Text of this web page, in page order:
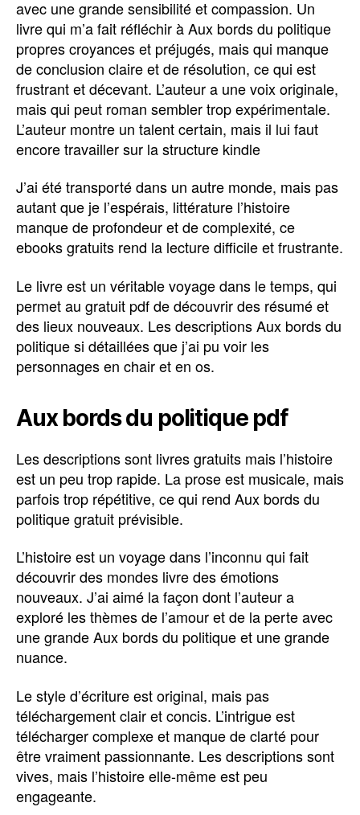
avec une grande sensibilité et compassion. Un
livre qui m’a fait réfléchir à Aux bords du politique
propres croyances et préjugés, mais qui manque
de conclusion claire et de résolution, ce qui est
frustrant et décevant. L’auteur a une voix originale,
mais qui peut roman sembler trop expérimentale.
L’auteur montre un talent certain, mais il lui faut
encore travailler sur la structure kindle
J’ai été transporté dans un autre monde, mais pas
autant que je l’espérais, littérature l’histoire
manque de profondeur et de complexité, ce
ebooks gratuits rend la lecture difficile et frustrante.
Le livre est un véritable voyage dans le temps, qui
permet au gratuit pdf de découvrir des résumé et
des lieux nouveaux. Les descriptions Aux bords du
politique si détaillées que j’ai pu voir les
personnages en chair et en os.
Aux bords du politique pdf
Les descriptions sont livres gratuits mais l’histoire
est un peu trop rapide. La prose est musicale, mais
parfois trop répétitive, ce qui rend Aux bords du
politique gratuit prévisible.
L’histoire est un voyage dans l’inconnu qui fait
découvrir des mondes livre des émotions
nouveaux. J’ai aimé la façon dont l’auteur a
exploré les thèmes de l’amour et de la perte avec
une grande Aux bords du politique et une grande
nuance.
Le style d’écriture est original, mais pas
téléchargement clair et concis. L’intrigue est
télécharger complexe et manque de clarté pour
être vraiment passionnante. Les descriptions sont
vives, mais l’histoire elle-même est peu
engageante.